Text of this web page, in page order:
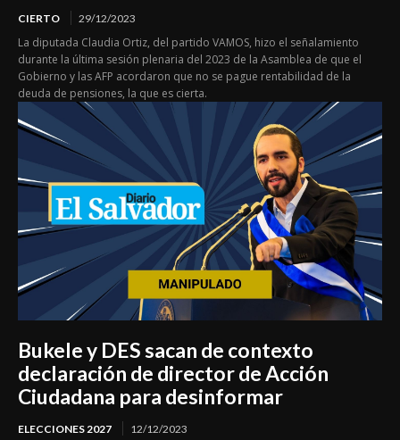
CIERTO 29/12/2023
La diputada Claudia Ortiz, del partido VAMOS, hizo el señalamiento
durante la última sesión plenaria del 2023 de la Asamblea de que el
Gobierno y las AFP acordaron que no se pague rentabilidad de la
deuda de pensiones, la que es cierta.
Bukele y DES sacan de contexto
declaración de director de Acción
Ciudadana para desinformar
ELECCIONES 2027 12/12/2023